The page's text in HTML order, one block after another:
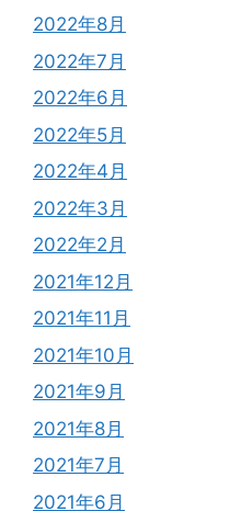
2022年8月
2022年7月
2022年6月
2022年5月
2022年4月
2022年3月
2022年2月
2021年12月
2021年11月
2021年10月
2021年9月
2021年8月
2021年7月
2021年6月